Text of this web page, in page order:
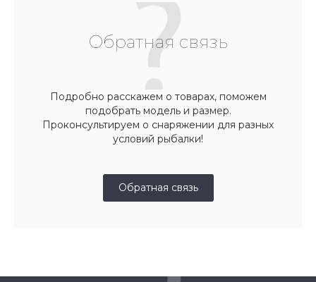
Обратная связь
Подробно расскажем о товарах, поможем
подобрать модель и размер.
Проконсультируем о снаряжении для разных
условий рыбалки!
Обратная связь